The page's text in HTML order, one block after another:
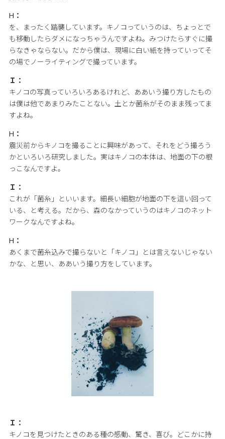
H：
を、まったく踏襲しています。キノコっていうのは、ちょっとで
も移動したらダメになっちゃうんですよね。みつけたらすぐに撮
らなきゃならない。だから僕は、現場に白い紙を持っていってそ
の場でノーライティングで撮っています。
Ｉ：
キノコの写真っていろいろあるけれど、ああいう撮り方したもの
は僕は他であまりみたことない。土とか菌糸がそのまま残ってま
すよね。
H：
震災前からキノコを撮ることに興味があって、それをどう撮ろう
かといろいろ研究しました。実はキノコの本体は、地面の下の根
っこなんですよ。
Ｉ：
これが「菌糸」といいます。細長い細胞が地面の下を這い回って
いる、と考える。だから、森のなかっていうのはキノコのネット
ワークなんですよね。
H：
あくまで菌糸込みで撮らないと「キノコ」とは言えないじゃない
かな、と思い、ああいう撮り方をしています。
Ｉ：
キノコを見つけたときのある種の感動、驚き、喜び。どこかに持